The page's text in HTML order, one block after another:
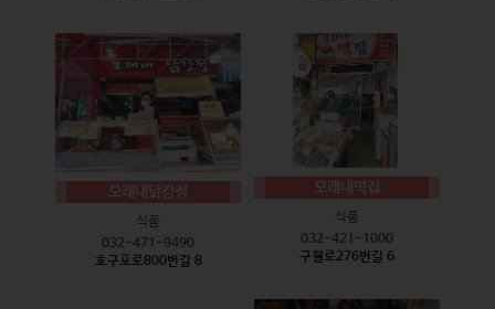
모래내닭강정
식품
032-471-9490
호구포로800번길 8
모래내떡집
식품
032-421-1000
구월로276번길 6